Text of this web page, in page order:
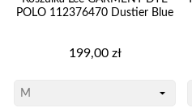
POLO 112376470 Dustier Blue
Cena
199,00 zł